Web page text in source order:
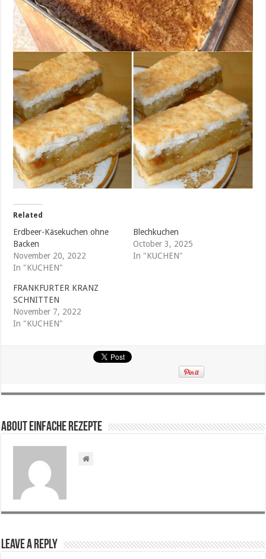
Related
Erdbeer-Käsekuchen ohne
Backen
November 20, 2022
In "KUCHEN"
Blechkuchen
October 3, 2025
In "KUCHEN"
FRANKFURTER KRANZ
SCHNITTEN
November 7, 2022
In "KUCHEN"
About Einfache Rezepte
Leave a Reply